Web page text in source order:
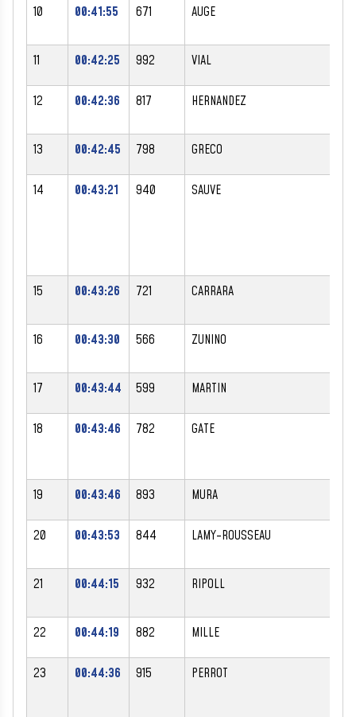
10 00:41:55 671 AUGE
11 00:42:25 992 VIAL
12 00:42:36 817 HERNANDEZ
13 00:42:45 798 GRECO
14 00:43:21 940 SAUVE
15 00:43:26 721 CARRARA
16 00:43:30 566 ZUNINO
17 00:43:44 599 MARTIN
18 00:43:46 782 GATE
19 00:43:46 893 MURA
20 00:43:53 844 LAMY-ROUSSEAU
21 00:44:15 932 RIPOLL
22 00:44:19 882 MILLE
23 00:44:36 915 PERROT